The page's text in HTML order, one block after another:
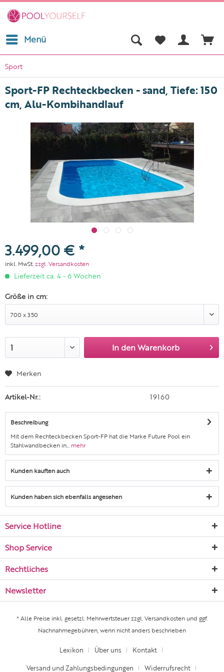
Menü
Sport
Sport-FP Rechteckbecken - sand, Tiefe: 150
cm, Alu-Kombihandlauf
3.499,00 € *
inkl. MwSt. zzgl. Versandkosten
Lieferzeit ca. 4 - 6 Wochen
Größe in cm:
In den Warenkorb
Merken
Artikel-Nr.: 19160
Beschreibung
Mit dem Rechteckbecken Sport-FP hat die Marke Future Pool ein
Stahlwandbecken in...
mehr
Kunden kauften auch
Kunden haben sich ebenfalls angesehen
Service Hotline
Shop Service
Rechtliches
Newsletter
* Alle Preise inkl. gesetzl. Mehrwertsteuer zzgl.Versandkostenund ggf.
Nachnahmegebühren, wenn nicht anders beschrieben
Lexikon Über uns Kontakt
Versand und Zahlungsbedingungen Widerrufsrecht